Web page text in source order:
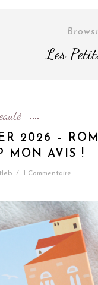
Les
2026 –
MON AVIS !
/ 1 Commentaire